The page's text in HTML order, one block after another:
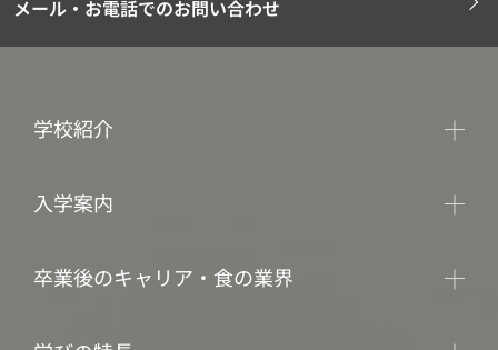
メール・お電話でのお問い合わせ
学校紹介
入学案内
卒業後のキャリア・食の業界